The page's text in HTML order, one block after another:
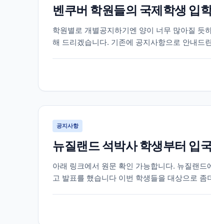
벤쿠버 학원들의 국제학생 입
학원별로 개별공지하기엔 양이 너무 많아질 듯
해 드리겠습니다. 기존에 공지사항으로 안내드
공지사항
뉴질랜드 석박사 학생부터 입
아래 링크에서 원문 확인 가능합니다. 뉴질랜
고 발표를 했습니다 이번 학생들을 대상으로